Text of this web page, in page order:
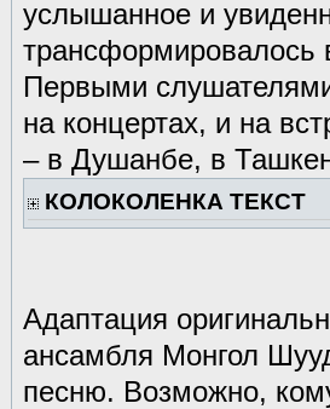
услышанное и
трансформировалось
Первыми
на концертах, и на
– в Душанбе, в
КОЛОКОЛЕНКА ТЕКСТ
Адаптация
ансамбля Монгол
песню. Возможно,